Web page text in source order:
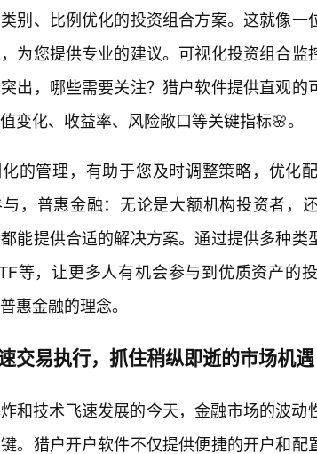
别、比例优化的投资组合方案。这就像一
为您提供专业的建议。可视化投资组合监
出，哪些需要关注？猎户软件提供直观
变化、收益率、风险敞口等关键指标🌸。
的管理，有助于您及时调整策略，优化
，普惠金融：无论是大额机构投资者，
能提供合适的解决方案。通过提供多种类
等，让更多人有机会参与到优质资产的
惠金融的理念。
交易执行，抓住稍纵即逝的市场机遇
和技术飞速发展的今天，金融市场的波动
。猎户开户软件不仅提供便捷的开户和配